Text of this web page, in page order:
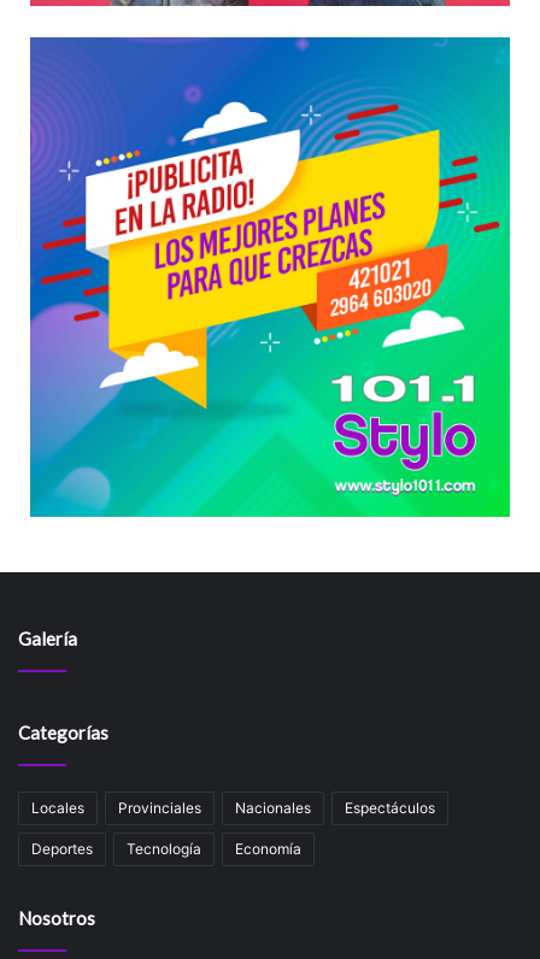
Galería
Categorías
Locales Provinciales Nacionales Espectáculos
Deportes Tecnología Economía
Nosotros